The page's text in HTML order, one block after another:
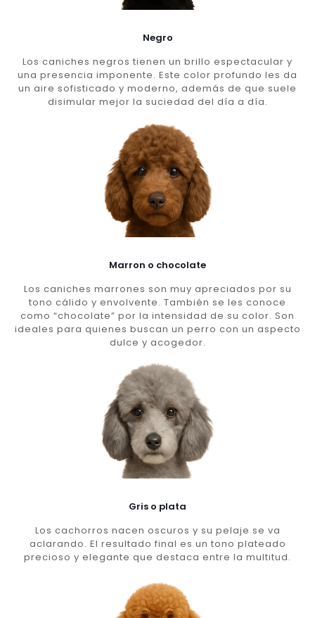
Negro
Los caniches negros tienen un brillo espectacular y
una presencia imponente. Este color profundo les da
un aire sofisticado y moderno, además de que suele
disimular mejor la suciedad del día a día.
Marron o chocolate
Los caniches marrones son muy apreciados por su
tono cálido y envolvente. También se les conoce
como “chocolate” por la intensidad de su color. Son
ideales para quienes buscan un perro con un aspecto
dulce y acogedor.
Gris o plata
Los cachorros nacen oscuros y su pelaje se va
aclarando. El resultado final es un tono plateado
precioso y elegante que destaca entre la multitud.